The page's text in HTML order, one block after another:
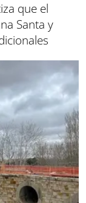
que el
Santa y